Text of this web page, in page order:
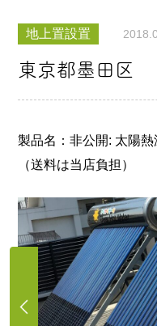
地上置設置
東京都墨田区
製品名：非公開: 太陽
（送料は当店負担）